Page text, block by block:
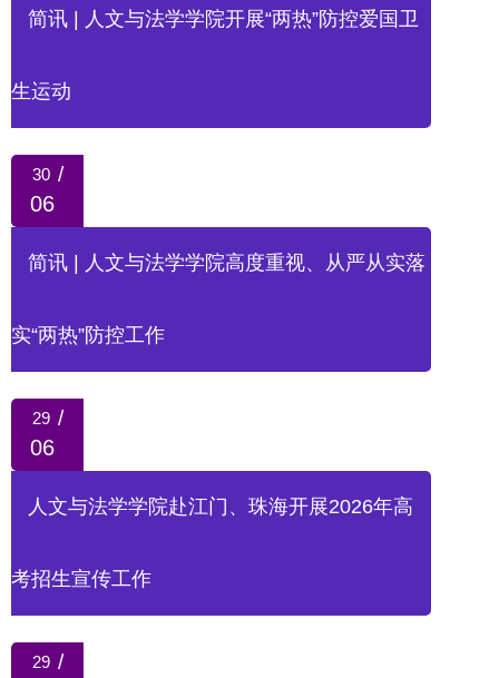
简讯 | 人文与法学学院开展“两热”防控爱国卫
生运动
30 /
06
简讯 | 人文与法学学院高度重视、从严从实落
实“两热”防控工作
29 /
06
人文与法学学院赴江门、珠海开展2026年高
考招生宣传工作
29 /